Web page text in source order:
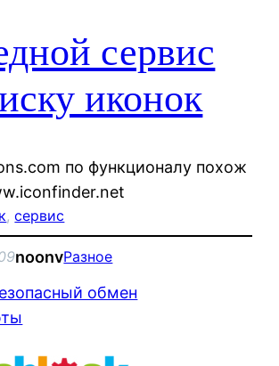
сервис
иконок
по функционалу похож
, сервис
noonvРазное
обмен